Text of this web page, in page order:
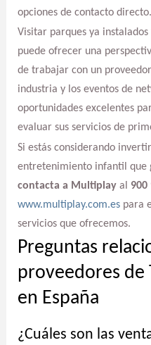
opciones de contacto directo.
Visitar parques ya
puede ofrecer una
de trabajar con un
industria y los eventos de
oportunidades excelentes
evaluar sus servicios de
Si estás considerando
entretenimiento infantil que
contacta a Multiplayal 900
www.multiplay.com.espara
servicios que ofrecemos.
Preguntas
proveedores de
en España
¿Cuáles son las